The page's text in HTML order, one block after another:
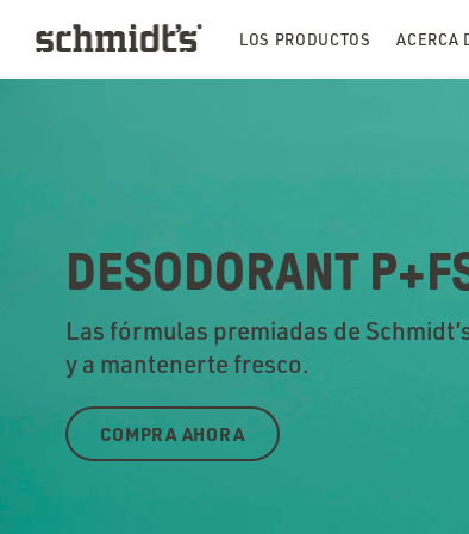
LOS PRODUCTOS ACERCA
DESODORANT
Las fórmulas premiadas de
y a mantenerte fresco.
COMPRA AHORA